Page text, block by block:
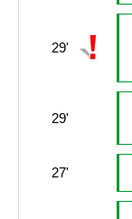
29'
29'
27'